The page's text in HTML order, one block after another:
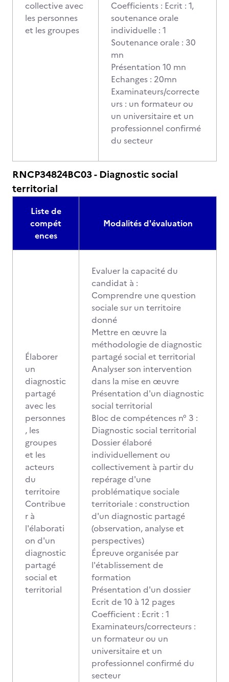
collective avec
les personnes
et les groupes
Coefficients : Ecrit : 1,
soutenance orale
individuelle : 1
Soutenance orale : 30
mn
Présentation 10 mn
Echanges : 20mn
Examinateurs/correcte
urs : un formateur ou
un universitaire et un
professionnel confirmé
du secteur
RNCP34824BC03 - Diagnostic social
territorial
Liste de
compét
ences
Modalités d'évaluation
Élaborer
un
diagnostic
partagé
avec les
personnes
, les
groupes
et les
acteurs
du
territoire
Contribue
r à
l'élaborati
on d'un
diagnostic
partagé
social et
territorial
Evaluer la capacité du
candidat à :
Comprendre une question
sociale sur un territoire
donné
Mettre en œuvre la
méthodologie de diagnostic
partagé social et territorial
Analyser son intervention
dans la mise en œuvre
Présentation d'un diagnostic
social territorial
Bloc de compétences n° 3 :
Diagnostic social territorial
Dossier élaboré
individuellement ou
collectivement à partir du
repérage d'une
problématique sociale
territoriale : construction
d'un diagnostic partagé
(observation, analyse et
perspectives)
Épreuve organisée par
l'établissement de
formation
Présentation d'un dossier
Ecrit de 10 à 12 pages
Coefficient : Ecrit : 1
Examinateurs/correcteurs :
un formateur ou un
universitaire et un
professionnel confirmé du
secteur